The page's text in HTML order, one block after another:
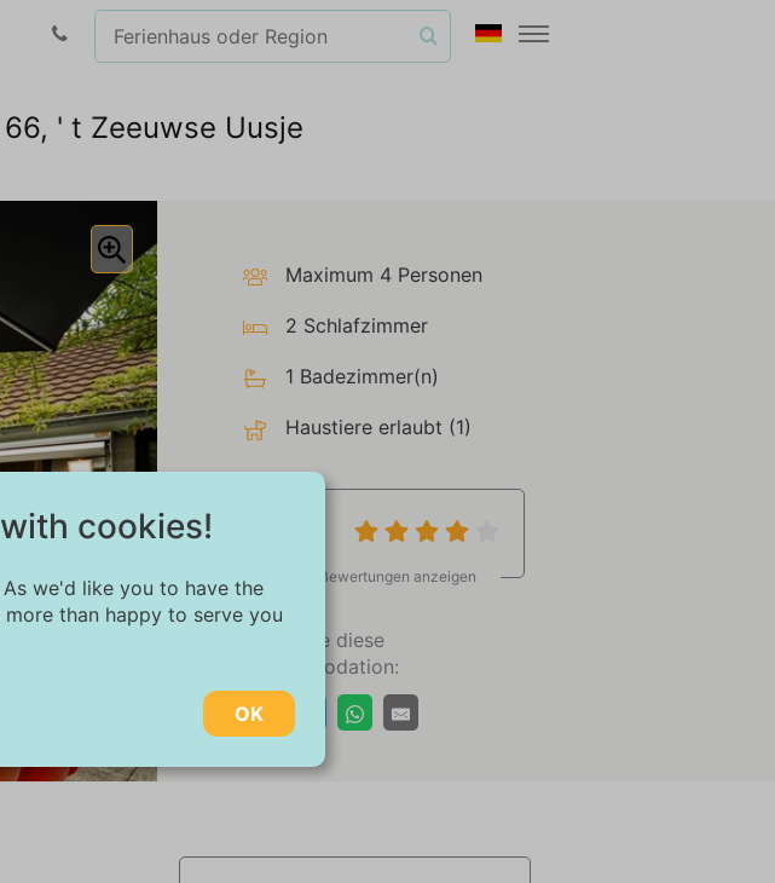
cookies!
we'd like you to have the
than happy to serve you
OK
Ohne diese Cookies kann
' t Zeeuwse Uusje
Maximum 4 Personen
2 Schlafzimmer
1 Badezimmer(n)
Haustiere erlaubt (1)
Alle Bewertungen anzeigen
Teilen Sie diese
Akkommodation: